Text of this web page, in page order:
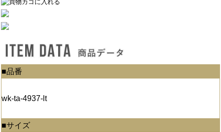
■品番
wk-ta-4937-lt
■サイズ